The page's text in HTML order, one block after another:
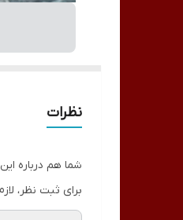
نظرات
شما هم درباره
برای ثبت نظر،